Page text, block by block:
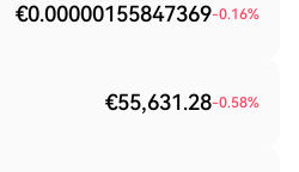
€0.00000155847369-0.16%
€55,631.28-0.58%